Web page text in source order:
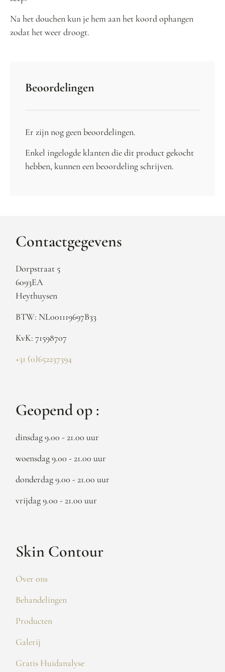
Na het douchen kun je hem aan het koord ophangen
zodat het weer droogt.
Beoordelingen
Er zijn nog geen beoordelingen.
Enkel ingelogde klanten die dit product gekocht
hebben, kunnen een beoordeling schrijven.
Contactgegevens
Dorpstraat 5
6093EA
Heythuysen
BTW: NL001119697B33
KvK: 71598707
+31 (0)652237394
Geopend op :
dinsdag 9.00 - 21.00 uur
woensdag 9.00 - 21.00 uur
donderdag 9.00 - 21.00 uur
vrijdag 9.00 - 21.00 uur
Skin Contour
Over ons
Behandelingen
Producten
Galerij
Gratis Huidanalyse